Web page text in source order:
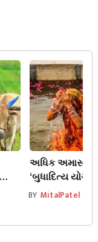
અધિક અમાસ
‘બુધાદિત્ય
રાશિઓનો રહેશે
BY MitalPatel